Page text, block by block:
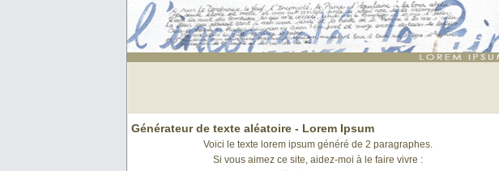
Lorem ipsum: génération de 2 grands paragraphes de faux texte pour webdesigners ou
maquettistes - textes aléatoires
Générateur de texte aléatoire - Lorem Ipsum
Voici le texte lorem ipsum généré de 2 paragraphes.
Si vous aimez ce site, aidez-moi à le faire vivre :